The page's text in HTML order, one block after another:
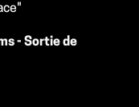
- Sortie de